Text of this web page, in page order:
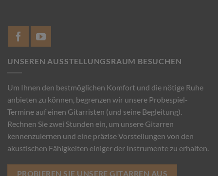
UNSEREN AUSSTELLUNGSRAUM BESUCHEN
Um Ihnen den bestmöglichen Komfort und die nötige Ruhe
anbieten zu können, begrenzen wir unsere Probespiel-
Termine auf einen Gitarristen (und seine Begleitung).
Rechnen Sie zwei Stunden ein, um unsere Gitarren
kennenzulernen und eine präzise Vorstellungen von den
akustischen Fähigkeiten einiger der Instrumente zu erhalten.
PROBIEREN SIE UNSERE GITARREN AUS